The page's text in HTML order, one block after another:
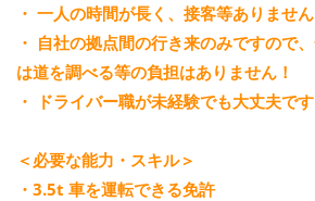
・ 一人の時間が長く、接客等ありません
・ 自社の拠点間の行き来のみですので
は道を調べる等の負担はありません！
・ ドライバー職が未経験でも大丈夫です
＜必要な能力・スキル＞
・3.5t 車を運転できる免許